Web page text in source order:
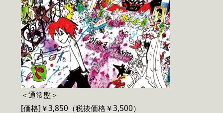
＜通常盤＞
[価格]￥3,850（税抜価格￥3,500）